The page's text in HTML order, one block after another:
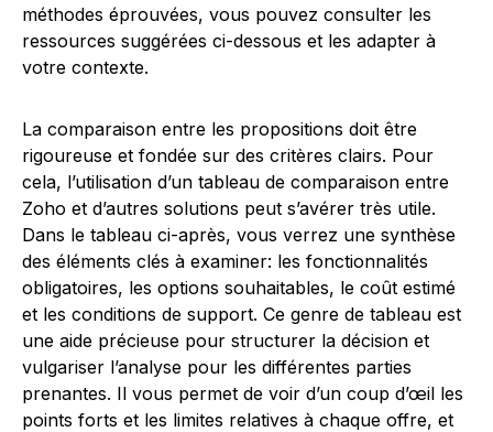
méthodes éprouvées, vous pouvez consulter les
ressources suggérées ci-dessous et les adapter à
votre contexte.
La comparaison entre les propositions doit être
rigoureuse et fondée sur des critères clairs. Pour
cela, l’utilisation d’un tableau de comparaison entre
Zoho et d’autres solutions peut s’avérer très utile.
Dans le tableau ci-après, vous verrez une synthèse
des éléments clés à examiner: les fonctionnalités
obligatoires, les options souhaitables, le coût estimé
et les conditions de support. Ce genre de tableau est
une aide précieuse pour structurer la décision et
vulgariser l’analyse pour les différentes parties
prenantes. Il vous permet de voir d’un coup d’œil les
points forts et les limites relatives à chaque offre, et